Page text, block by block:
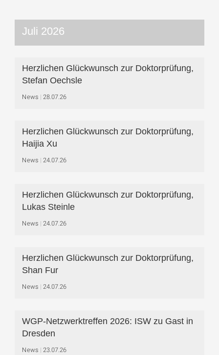
Juli 2026
Herzlichen Glückwunsch zur Doktorprüfung,
Stefan Oechsle
News 28.07.26
Herzlichen Glückwunsch zur Doktorprüfung,
Haijia Xu
News 24.07.26
Herzlichen Glückwunsch zur Doktorprüfung,
Lukas Steinle
News 24.07.26
Herzlichen Glückwunsch zur Doktorprüfung,
Shan Fur
News 24.07.26
WGP-Netzwerktreffen 2026: ISW zu Gast in
Dresden
News 23.07.26